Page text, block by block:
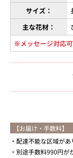
サイズ：
主な花材：
※メッセージ対応
【お届け・手数料】
配達不能な区域があ
別途手数料990円が